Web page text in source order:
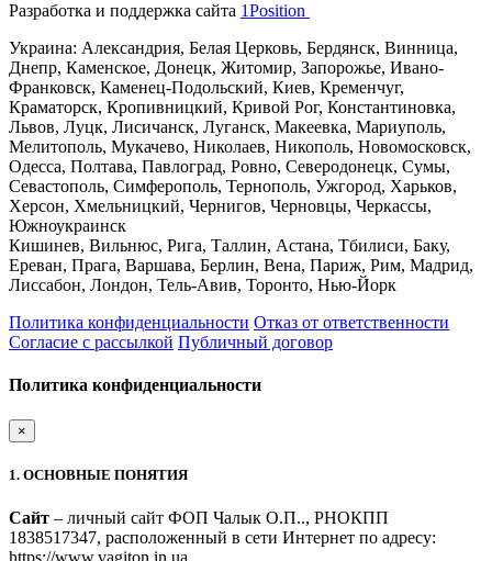
Разработка и поддержка сайта 1Position
Украина: Александрия, Белая Церковь, Бердянск, Винница,
Днепр, Каменское, Донецк, Житомир, Запорожье, Ивано-
Франковск, Каменец-Подольский, Киев, Кременчуг,
Краматорск, Кропивницкий, Кривой Рог, Константиновка,
Львов, Луцк, Лисичанск, Луганск, Макеевка, Мариуполь,
Мелитополь, Мукачево, Николаев, Никополь, Новомосковск,
Одесса, Полтава, Павлоград, Ровно, Северодонецк, Сумы,
Севастополь, Симферополь, Тернополь, Ужгород, Харьков,
Херсон, Хмельницкий, Чернигов, Черновцы, Черкассы,
Южноукраинск
Кишинев, Вильнюс, Рига, Таллин, Астана, Тбилиси, Баку,
Ереван, Прага, Варшава, Берлин, Вена, Париж, Рим, Мадрид,
Лиссабон, Лондон, Тель-Авив, Торонто, Нью-Йорк
Политика конфиденциальности Отказ от ответственности
Согласие с рассылкой Публичный договор
Политика конфиденциальности
×
1. ОСНОВНЫЕ ПОНЯТИЯ
Сайт – личный сайт ФОП Чалык О.П.., РНОКПП
1838517347, расположенный в сети Интернет по адресу:
https://www.vagiton.in.ua